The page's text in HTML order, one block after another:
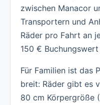
zwischen Manacor
Transportern und
Räder pro Fahrt an
150 €
Für Familien ist das
breit: Räder gibt es
80 cm Körpergröße